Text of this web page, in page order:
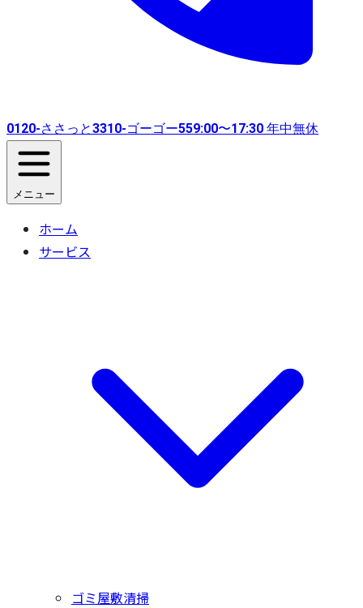
0120-ささっと3310-ゴーゴー559:00〜17:30 年中無休
メニュー
ホーム
サービス
ゴミ屋敷清掃